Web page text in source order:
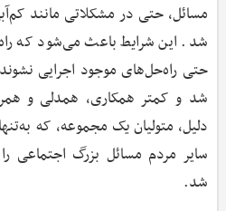
مسائل، حتی در مشکلاتی مانند
شد. این شرایط باعث می‌شود که
حتی راه‌حل‌های موجود اجرایی
شد و کمتر همکاری، همدلی و
دلیل، متولیان یک مجموعه، که
سایر مردم مسائل بزرگ اجتماعی
شد.